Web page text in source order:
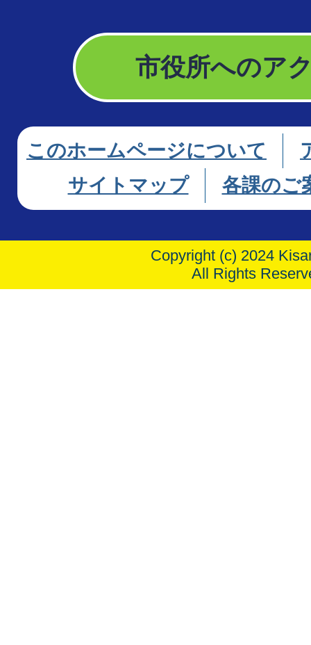
市役所へのア
このホームページについて
サイトマップ
各課のご
Copyright (c) 2024
All Rights